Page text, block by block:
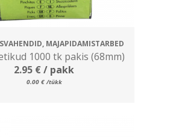
MAJAPIDAMISTARBED
1000 tk pakis (68mm)
2.95 €/ pakk
0.00 € /tükk